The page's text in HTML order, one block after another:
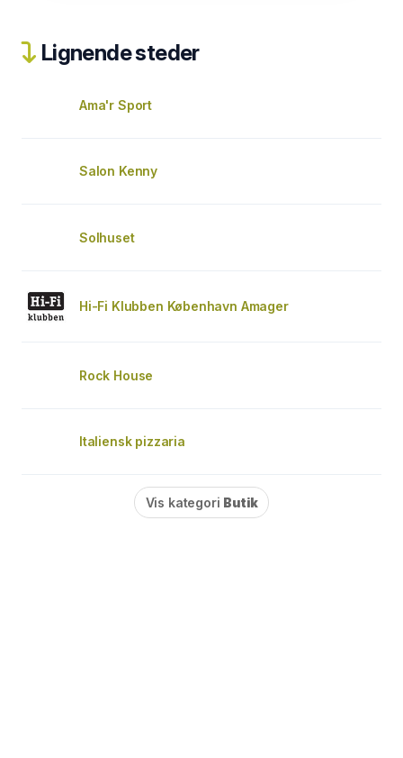
Lignende steder
Ama'r Sport
Salon Kenny
Solhuset
Hi-Fi Klubben København Amager
Rock House
Italiensk pizzaria
Vis kategori Butik